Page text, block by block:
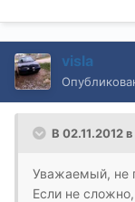
visla
В 02.11.2012
Уважаемый, не
Если не